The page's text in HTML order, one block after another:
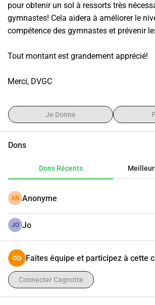
pour obtenir un sol à ressorts très
gymnastes! Cela aidera à améliorer le
compétence des gymnastes et prévenir
Tout montant est grandement apprécié!
Merci, DVGC
Je Donne
Dons
Dons Récents
AN Anonyme
JO Jo
Faites équipe et participez à cette
Connecter Cagnotte